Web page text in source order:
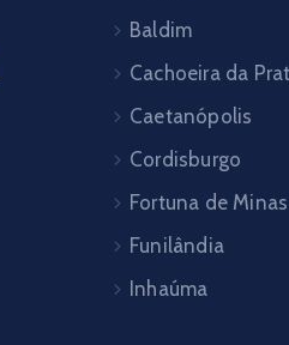
Baldim
Cachoeira da
Caetanópolis
Cordisburgo
Fortuna de Minas
Funilândia
Inhaúma